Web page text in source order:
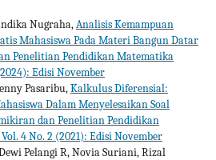
Nugraha,Analisis Kemampuan
Mahasiswa Pada Materi Bangun Datar
Penelitian Pendidikan Matematika
Edisi November
Pasaribu,Kalkulus Diferensial:
Dalam Menyelesaikan Soal
dan Penelitian Pendidikan
4 No. 2 (2021): Edisi November
Pelangi R, Novia Suriani, Rizal